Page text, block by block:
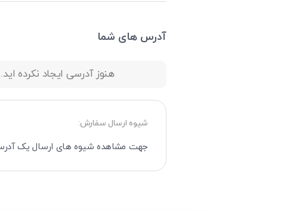
آدرس های شما
هنوز آدرسی ایجاد نکرده
شیوه ارسال سفارش:
جهت مشاهده شیوه های ارسال یک